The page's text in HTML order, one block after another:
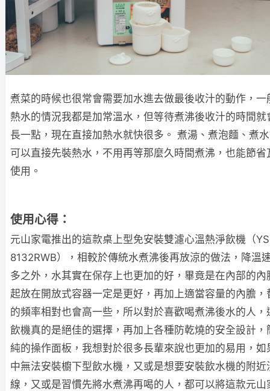
煮菜的時候也很常會需要加水進去做最後收汁的動作，一
熱水的情況我都是加常溫水，但等待煮沸後收汁的時間就
長一點，現在直接加熱水就快很多。 煮湯、煮泡麵、煮
可以直接先裝熱水，不用再等那麼久時間煮沸，也能節省
使用。
使用心得：
元山家電推出的這款桌上型免安裝雙濾心溫熱淨飲機（
8132RWB），相較於傳統水煮沸後再放涼的做法，降溫
多之外，水其實在保存上也更加的好，畢竟是在內部的內
起放在開放式容器一定是更好，再加上適當容量的內膽，
的頻率相對也會高一些，所以對於喜歡喝煮沸後水的人，
飲機真的是絕佳的選擇，再加上各種防乾燒的安全設計，
純的操作面板，我想對於很多長輩來說也更加的易用，如
中無法安裝櫥下型飲水機，又或是想要安裝飲水機的附近
線，又或是習慣先將水煮沸再喝的人，都可以將這款元山